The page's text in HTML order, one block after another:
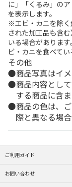
に」「くるみ」の
を表示します。
※エビ・カニを除
された加工品も含
いる場合がありま
ビ・カニを食べてい
その他
商品写真はイメ
商品内容とし
する商品に含
商品の色は、
際と異なる場合
ご利用ガイド
お問い合わせ